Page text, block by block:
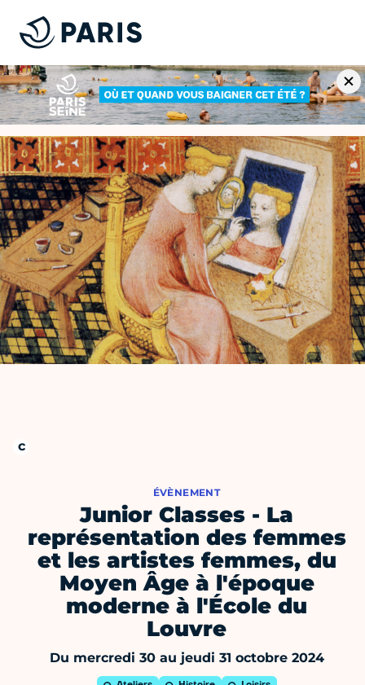
ÉVÈNEMENT
Junior Classes - La
représentation des femmes
et les artistes femmes, du
Moyen Âge à l'époque
moderne à l'École du
Louvre
Du mercredi 30 au jeudi 31 octobre 2024